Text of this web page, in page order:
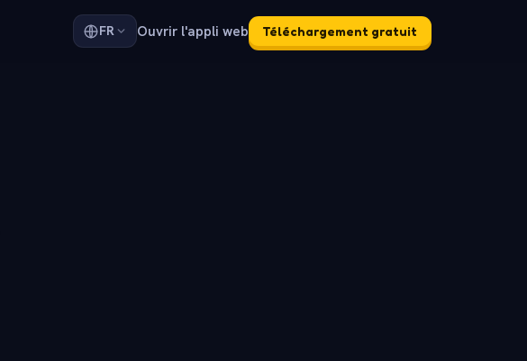
FR Ouvrir l'appli web Téléchargement gratuit